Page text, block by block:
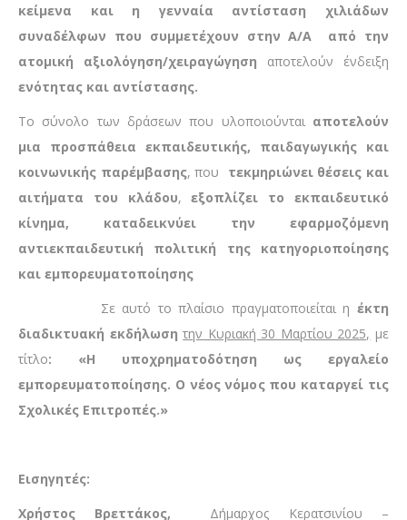
κείμενα και η γενναία αντίσταση χιλιάδων
συναδέλφων που συμμετέχουν στην Α/Α από την
ατομική αξιολόγηση/χειραγώγηση αποτελούν ένδειξη
ενότητας και αντίστασης.
Το σύνολο των δράσεων που υλοποιούνται αποτελούν
μια προσπάθεια εκπαιδευτικής, παιδαγωγικής και
κοινωνικής παρέμβασης, που τεκμηριώνει θέσεις και
αιτήματα του κλάδου,εξοπλίζει το εκπαιδευτικό
κίνημα, καταδεικνύει την εφαρμοζόμενη
αντιεκπαιδευτική πολιτική της κατηγοριοποίησης
και εμπορευματοποίησης
Σε αυτό το πλαίσιο πραγματοποιείται η έκτη
διαδικτυακή εκδήλωση την Κυριακή 30 Μαρτίου 2025, με
τίτλο: «Η υποχρηματοδότηση ως εργαλείο
εμπορευματοποίησης. Ο νέος νόμος που καταργεί τις
Σχολικές Επιτροπές.»
Εισηγητές:
Χρήστος Βρεττάκος,
Δήμαρχος Κερατσινίου –